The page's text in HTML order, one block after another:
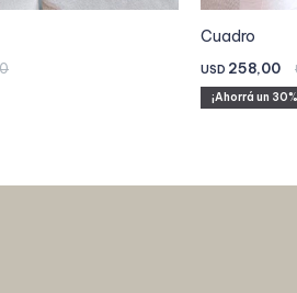
Cuadro
USD 258,00
30